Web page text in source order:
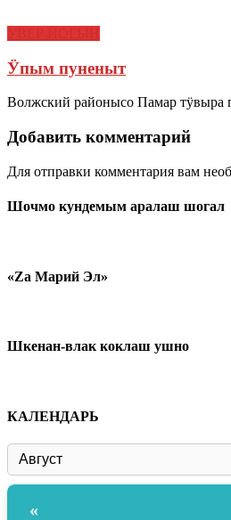
Ӱпым пуненыт
Волжский районысо Памар тӱвыра
Добавить комментарий
Для отправки комментария вам
Шочмо кундемым аралаш шогал
«Zа Марий Эл»
Шкенан-влак коклаш ушно
КАЛЕНДАРЬ
«